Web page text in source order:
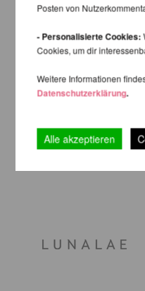
Posten von
- Personalisierte Cookies:
Cookies, um dir
Weitere Informationen
Datenschutzerklärung.
Alle akzeptieren